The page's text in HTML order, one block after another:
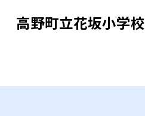
高野町立花坂小学校